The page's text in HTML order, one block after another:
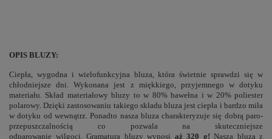
OPIS BLUZY:
Ciepła, wygodna i wielofunkcyjna bluza, która świetnie sprawdzi się w
chłodniejsze dni. Wykonana jest z miękkiego, przyjemnego w dotyku
materiału. Skład materiałowy bluzy to w 80% bawełna i w 20% poliester
polarowy. Dzięki zastosowaniu takiego składu bluza jest ciepła i bardzo miła
w dotyku od wewnątrz. Ponadto nasza bluza charakteryzuje się dobrą paro-
przepuszczalnością co pozwala na skuteczniejsze
odparowanie wilgoci. Gramatura bluzy wynosi aż 320 g! Nasza bluza z